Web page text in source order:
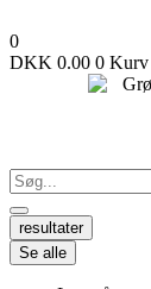
0
DKK 0.00 0 Kurv
resultater
Se alle